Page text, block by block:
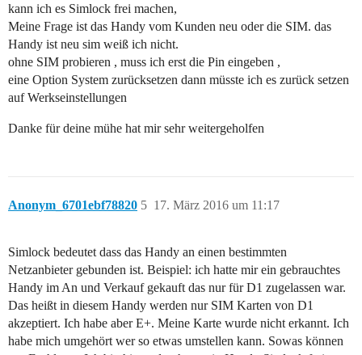
kann ich es Simlock frei machen,
Meine Frage ist das Handy vom Kunden neu oder die SIM. das
Handy ist neu sim weiß ich nicht.
ohne SIM probieren , muss ich erst die Pin eingeben ,
eine Option System zurücksetzen dann müsste ich es zurück setzen
auf Werkseinstellungen
Danke für deine mühe hat mir sehr weitergeholfen
Anonym_6701ebf78820 17. März 2016 um 11:17
5
Simlock bedeutet dass das Handy an einen bestimmten
Netzanbieter gebunden ist. Beispiel: ich hatte mir ein gebrauchtes
Handy im An und Verkauf gekauft das nur für D1 zugelassen war.
Das heißt in diesem Handy werden nur SIM Karten von D1
akzeptiert. Ich habe aber E+. Meine Karte wurde nicht erkannt. Ich
habe mich umgehört wer so etwas umstellen kann. Sowas können